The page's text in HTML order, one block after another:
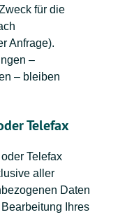
für die
Anfrage).
–
– bleiben
Telefax
Telefax
aller
Daten
Ihres